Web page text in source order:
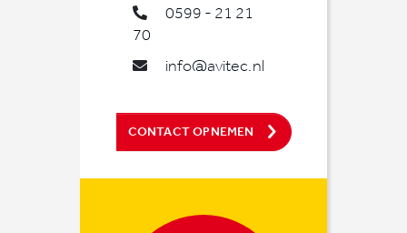
0599 - 21 21
70
info@avitec.nl
CONTACT OPNEMEN